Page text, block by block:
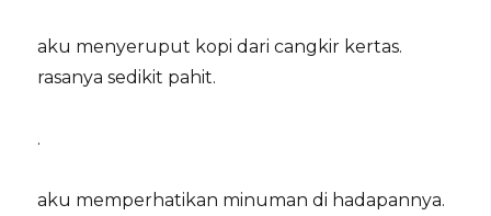
aku menyeruput kopi dari cangkir kertas.
rasanya sedikit pahit.
.
aku memperhatikan minuman di hadapannya.